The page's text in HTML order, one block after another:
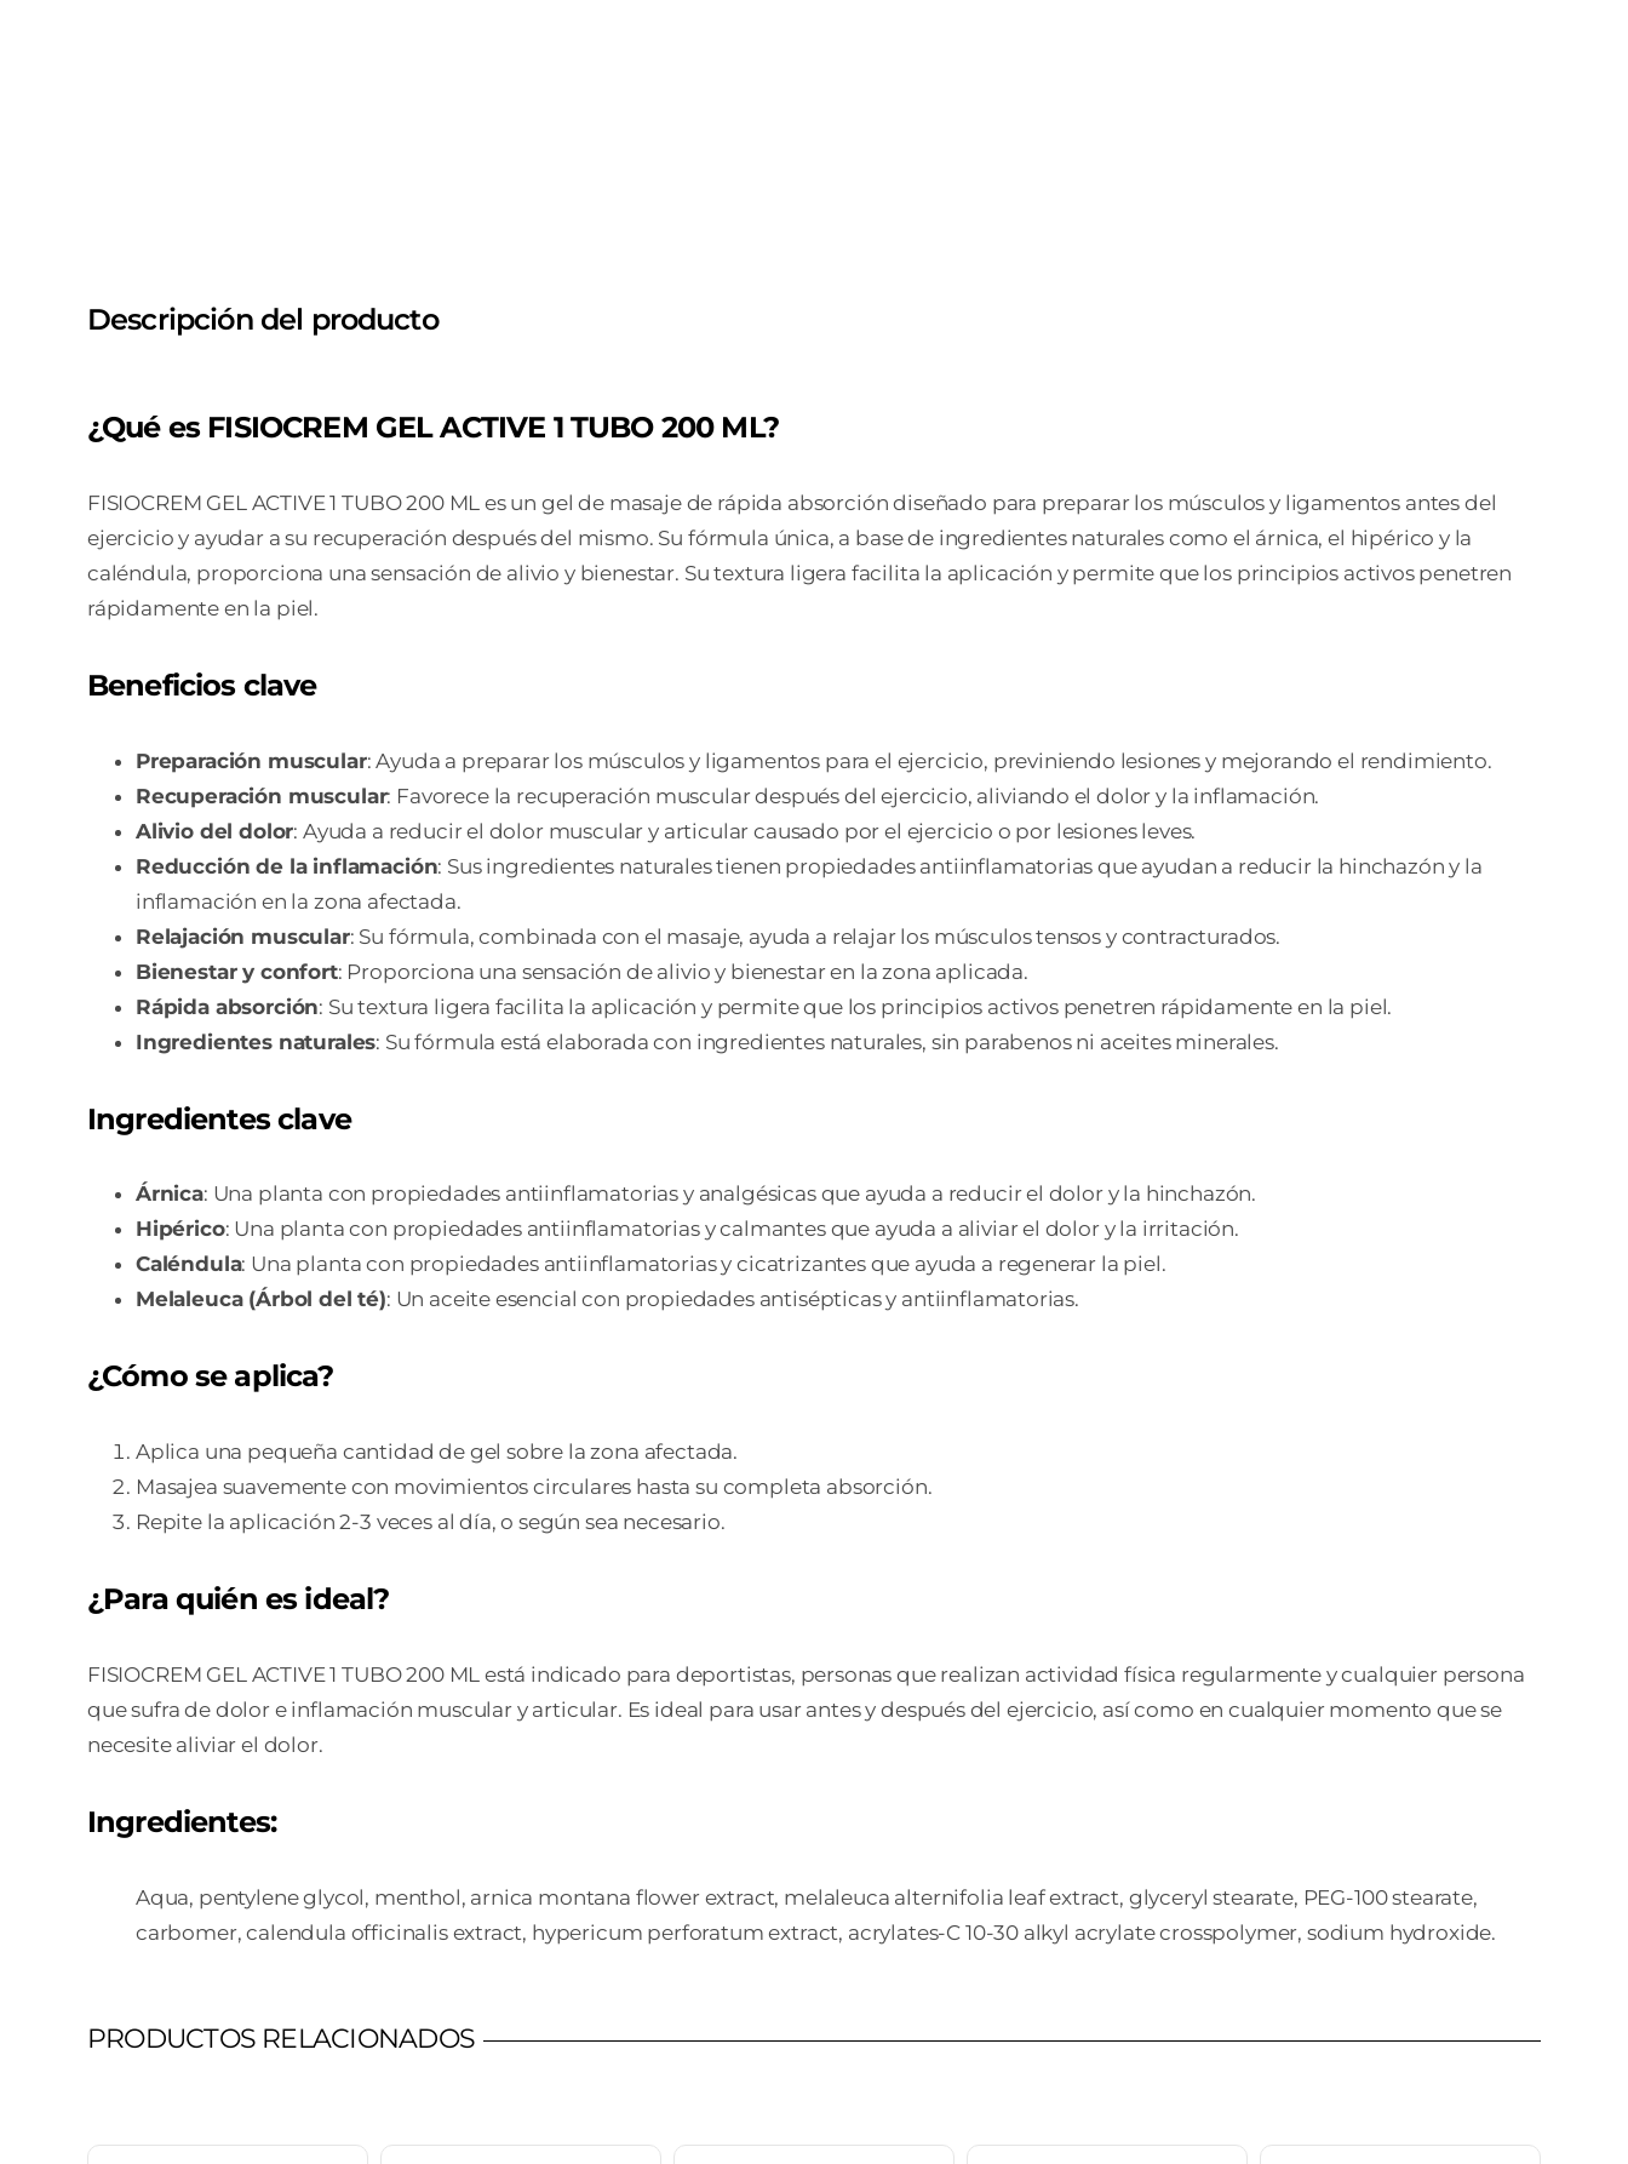
Descripción del producto
¿Qué es FISIOCREM GEL ACTIVE 1 TUBO 200 ML?
FISIOCREM GEL ACTIVE 1 TUBO 200 ML es un gel de masaje de rápida absorción diseñado para preparar los músculos y ligamentos antes del
ejercicio y ayudar a su recuperación después del mismo. Su fórmula única, a base de ingredientes naturales como el árnica, el hipérico y la
caléndula, proporciona una sensación de alivio y bienestar. Su textura ligera facilita la aplicación y permite que los principios activos penetren
rápidamente en la piel.
Beneficios clave
Preparación muscular: Ayuda a preparar los músculos y ligamentos para el ejercicio, previniendo lesiones y mejorando el rendimiento.
Recuperación muscular: Favorece la recuperación muscular después del ejercicio, aliviando el dolor y la inflamación.
Alivio del dolor: Ayuda a reducir el dolor muscular y articular causado por el ejercicio o por lesiones leves.
Reducción de la inflamación: Sus ingredientes naturales tienen propiedades antiinflamatorias que ayudan a reducir la hinchazón y la
inflamación en la zona afectada.
Relajación muscular: Su fórmula, combinada con el masaje, ayuda a relajar los músculos tensos y contracturados.
Bienestar y confort: Proporciona una sensación de alivio y bienestar en la zona aplicada.
Rápida absorción: Su textura ligera facilita la aplicación y permite que los principios activos penetren rápidamente en la piel.
Ingredientes naturales: Su fórmula está elaborada con ingredientes naturales, sin parabenos ni aceites minerales.
Ingredientes clave
Árnica: Una planta con propiedades antiinflamatorias y analgésicas que ayuda a reducir el dolor y la hinchazón.
Hipérico: Una planta con propiedades antiinflamatorias y calmantes que ayuda a aliviar el dolor y la irritación.
Caléndula: Una planta con propiedades antiinflamatorias y cicatrizantes que ayuda a regenerar la piel.
Melaleuca (Árbol del té): Un aceite esencial con propiedades antisépticas y antiinflamatorias.
¿Cómo se aplica?
Aplica una pequeña cantidad de gel sobre la zona afectada.
Masajea suavemente con movimientos circulares hasta su completa absorción.
Repite la aplicación 2-3 veces al día, o según sea necesario.
¿Para quién es ideal?
FISIOCREM GEL ACTIVE 1 TUBO 200 ML está indicado para deportistas, personas que realizan actividad física regularmente y cualquier persona
que sufra de dolor e inflamación muscular y articular. Es ideal para usar antes y después del ejercicio, así como en cualquier momento que se
necesite aliviar el dolor.
Ingredientes:
Aqua, pentylene glycol, menthol, arnica montana flower extract, melaleuca alternifolia leaf extract, glyceryl stearate, PEG-100 stearate,
carbomer, calendula officinalis extract, hypericum perforatum extract, acrylates-C 10-30 alkyl acrylate crosspolymer, sodium hydroxide.
PRODUCTOS RELACIONADOS